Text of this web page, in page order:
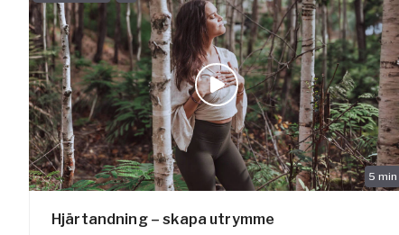
5 min
Hjärtandning – skapa utrymme